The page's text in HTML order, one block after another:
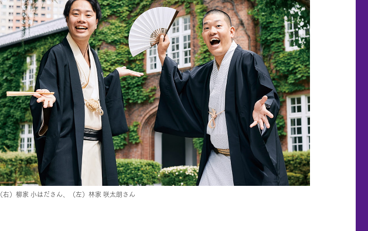
（右）柳家 小はださん、（左）林家 咲太朗さん